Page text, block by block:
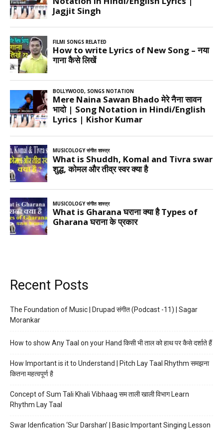
Recent Posts
The Foundation of Music | Drupad संगीत (Podcast -11) | Sagar
Morankar
How to show Any Taal on your Hand किसी भी ताल को हाथ पर कैसे दर्शाते हैं
How Important is it to Understand | Pitch Lay Taal Rhythm समझना
कितना महत्वपूर्ण है
Concept of Sum Tali Khali Vibhaag सम ताली खाली विभाग Learn
Rhythm Lay Taal
Swar Idenfication ‘Sur Darshan’ | Basic Important Singing Lesson